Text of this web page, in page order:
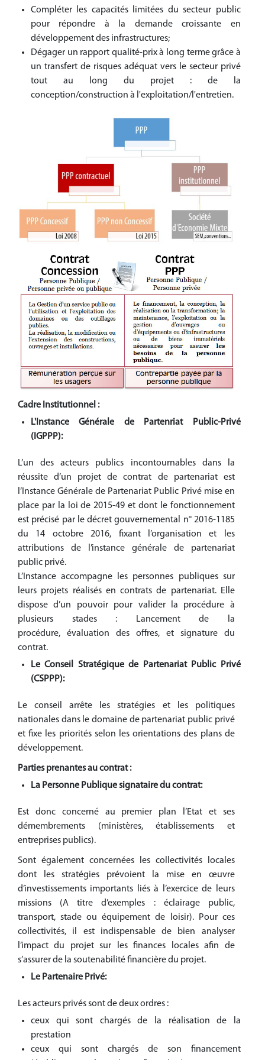
Compléter les capacités limitées du secteur public
pour répondre à la demande croissante en
développement des infrastructures;
Dégager un rapport qualité-prix à long terme grâce à
un transfert de risques adéquat vers le secteur privé
tout au long du projet : de la
conception/construction à l'exploitation/l'entretien.
Cadre Institutionnel :
L'Instance Générale de Partenriat Public-Privé
(IGPPP):
L’un des acteurs publics incontournables dans la
réussite d’un projet de contrat de partenariat est
l’Instance Générale de Partenariat Public Privé mise en
place par la loi de 2015-49 et dont le fonctionnement
est précisé par le décret gouvernemental n° 2016-1185
du 14 octobre 2016, fixant l’organisation et les
attributions de l’instance générale de partenariat
public privé.
L’Instance accompagne les personnes publiques sur
leurs projets réalisés en contrats de partenariat. Elle
dispose d’un pouvoir pour valider la procédure à
plusieurs stades : Lancement de la
procédure, évaluation des offres, et signature du
contrat.
Le Conseil Stratégique de Partenariat Public Privé
(CSPPP):
Le conseil arrête les stratégies et les politiques
nationales dans le domaine de partenariat public privé
et fixe les priorités selon les orientations des plans de
développement.
Parties prenantes au contrat :
La Personne Publique signataire du contrat:
Est donc concerné au premier plan l’Etat et ses
démembrements (ministères, établissements et
entreprises publics).
Sont également concernées les collectivités locales
dont les stratégies prévoient la mise en œuvre
d’investissements importants liés à l’exercice de leurs
missions (A titre d’exemples : éclairage public,
transport, stade ou équipement de loisir). Pour ces
collectivités, il est indispensable de bien analyser
l’impact du projet sur les finances locales afin de
s’assurer de la soutenabilité financière du projet.
Le Partenaire Privé:
Les acteurs privés sont de deux ordres :
ceux qui sont chargés de la réalisation de la
prestation
ceux qui sont chargés de son financement